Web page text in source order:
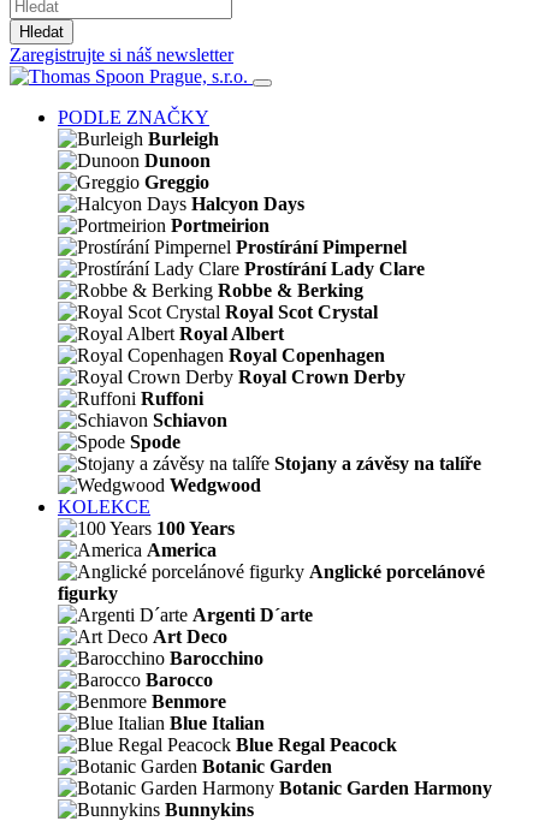
Hledat
Zaregistrujte si náš newsletter
PODLE ZNAČKY
Burleigh
Dunoon
Greggio
Halcyon Days
Portmeirion
Prostírání Pimpernel
Prostírání Lady Clare
Robbe & Berking
Royal Scot Crystal
Royal Albert
Royal Copenhagen
Royal Crown Derby
Ruffoni
Schiavon
Spode
Stojany a závěsy na talíře
Wedgwood
KOLEKCE
100 Years
America
Anglické porcelánové
figurky
Argenti D´arte
Art Deco
Barocchino
Barocco
Benmore
Blue Italian
Blue Regal Peacock
Botanic Garden
Botanic Garden Harmony
Bunnykins